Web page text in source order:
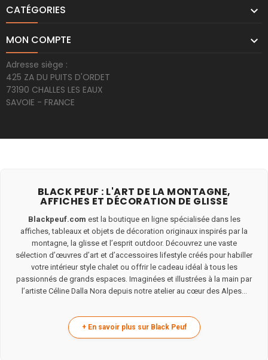
CATÉGORIES 
MON COMPTE 
Adresse siège :
425 ZA DU PUITS D'ORDET
73190 CHALLES LES EAUX
SAVOIE - FRANCE
BLACK PEUF : L'ART DE LA MONTAGNE,
AFFICHES ET DÉCORATION DE GLISSE
Blackpeuf.com est la boutique en ligne spécialisée dans les
affiches, tableaux et objets de décoration originaux inspirés par la
montagne, la glisse et l’esprit outdoor. Découvrez une vaste
sélection d’œuvres d’art et d’accessoires lifestyle créés pour habiller
votre intérieur style chalet ou offrir le cadeau idéal à tous les
passionnés de grands espaces. Imaginées et illustrées à la main par
l’artiste Céline Dalla Nora depuis notre atelier au cœur des Alpes...